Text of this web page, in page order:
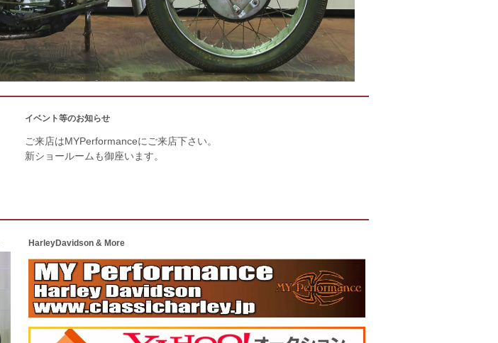
イベント等のお知らせ
ご来店はMYPerformanceにご来店下さい。
新ショールームも御座います。
HarleyDavidson & More